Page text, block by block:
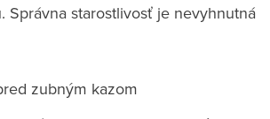
Správna starostlivosť je nevyhnutná
zubným kazom